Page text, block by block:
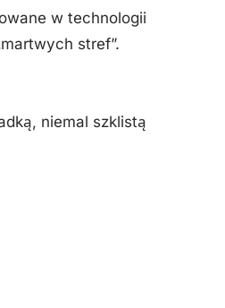
w technologii
stref”.
niemal szklistą